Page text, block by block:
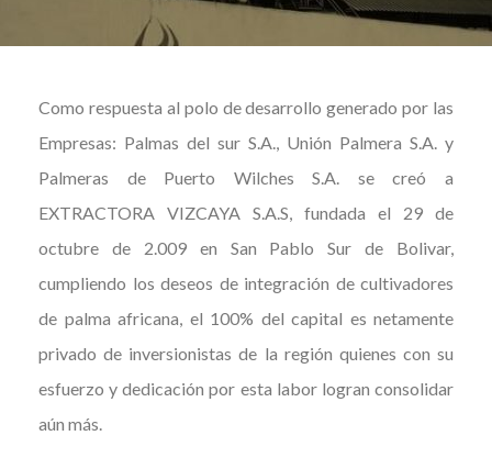
Como respuesta al polo de desarrollo generado por las
Empresas: Palmas del sur S.A., Unión Palmera S.A. y
Palmeras de Puerto Wilches S.A. se creó a
EXTRACTORA VIZCAYA S.A.S, fundada el 29 de
octubre de 2.009 en San Pablo Sur de Bolivar,
cumpliendo los deseos de integración de cultivadores
de palma africana, el 100% del capital es netamente
privado de inversionistas de la región quienes con su
esfuerzo y dedicación por esta labor logran consolidar
aún más.